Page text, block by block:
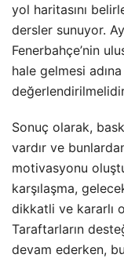
yol haritasını
dersler sunuyor.
Fenerbahçe’nin
hale gelmesi
Sonuç olarak,
vardır ve
motivasyonu
karşılaşma,
dikkatli ve kararlı
Taraftarların
devam ederken,